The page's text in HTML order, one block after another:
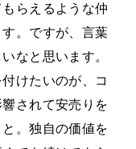
らえるような仲
。ですが、言葉
なと思います。
けたいのが、コ
されて安売りを
。独自の価値を